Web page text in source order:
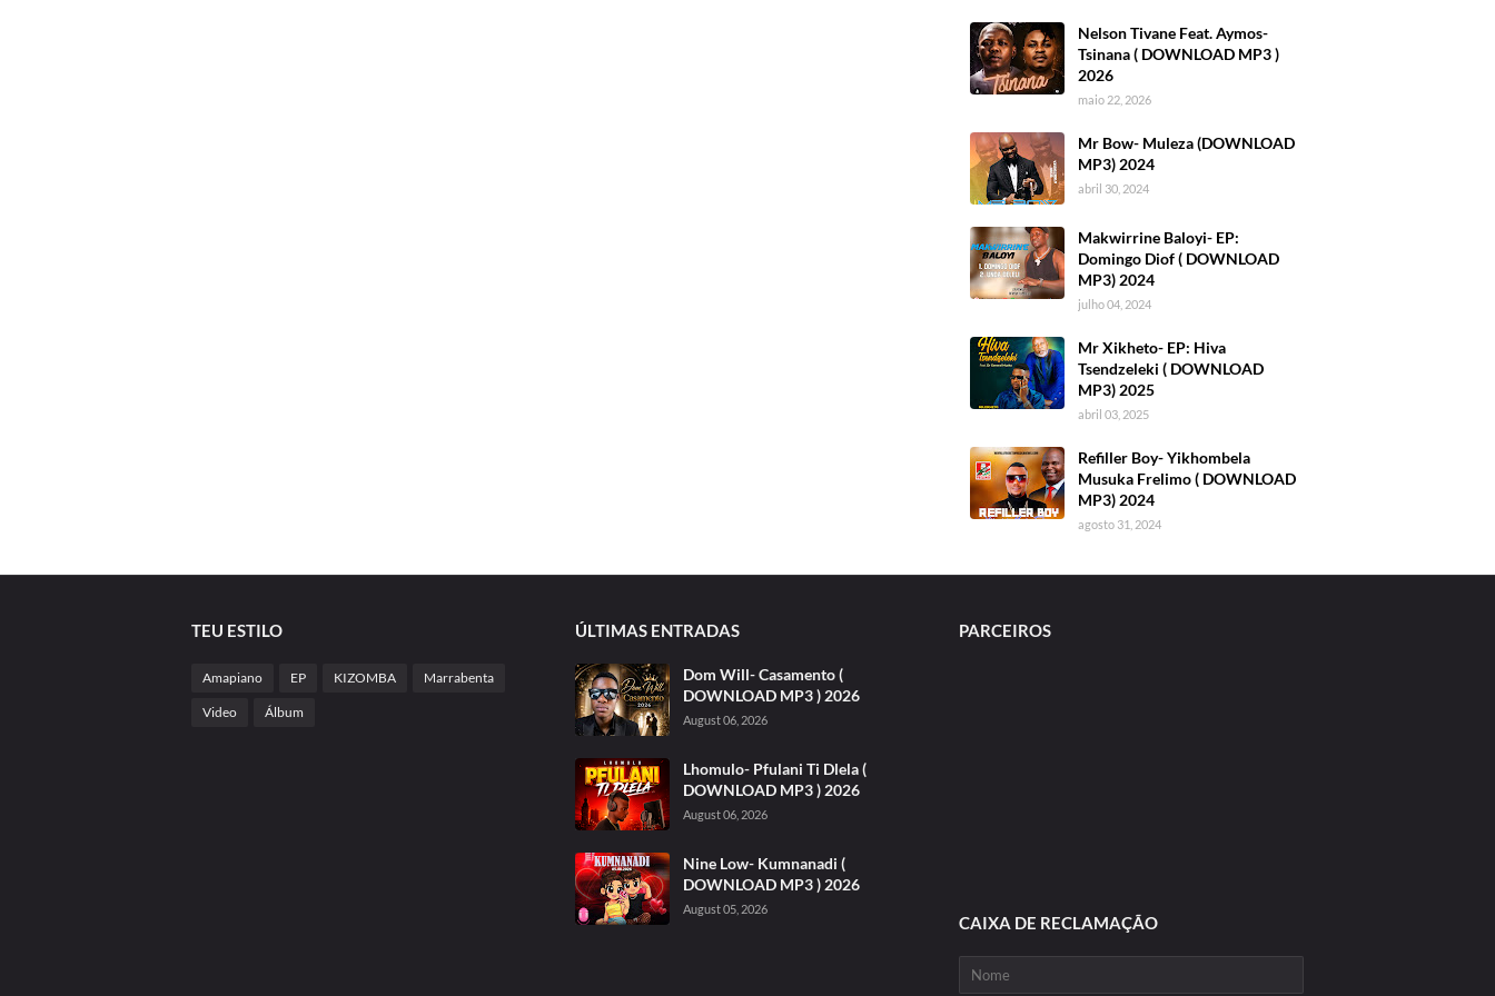
Nelson Tivane Feat. Aymos-
Tsinana ( DOWNLOAD MP3 )
2026
maio 22, 2026
Mr Bow- Muleza (DOWNLOAD
MP3) 2024
abril 30, 2024
Makwirrine Baloyi- EP:
Domingo Diof ( DOWNLOAD
MP3) 2024
julho 04, 2024
Mr Xikheto- EP: Hiva
Tsendzeleki ( DOWNLOAD
MP3) 2025
abril 03, 2025
Refiller Boy- Yikhombela
Musuka Frelimo ( DOWNLOAD
MP3) 2024
agosto 31, 2024
TEU ESTILO
Amapiano EP KIZOMBA Marrabenta
Video Álbum
ÚLTIMAS ENTRADAS
Dom Will- Casamento (
DOWNLOAD MP3 ) 2026
August 06, 2026
Lhomulo- Pfulani Ti Dlela (
DOWNLOAD MP3 ) 2026
August 06, 2026
Nine Low- Kumnanadi (
DOWNLOAD MP3 ) 2026
August 05, 2026
PARCEIROS
CAIXA DE RECLAMAÇÃO